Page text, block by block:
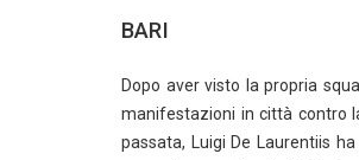
BARI
Dopo aver visto la propria
manifestazioni in città contro
passata, Luigi De Laurentiis